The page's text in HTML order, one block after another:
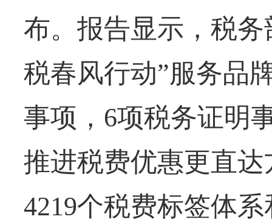
布。报告显示，税
税春风行动”服务品
事项，6项税务证明
推进税费优惠更直
4219个税费标签体